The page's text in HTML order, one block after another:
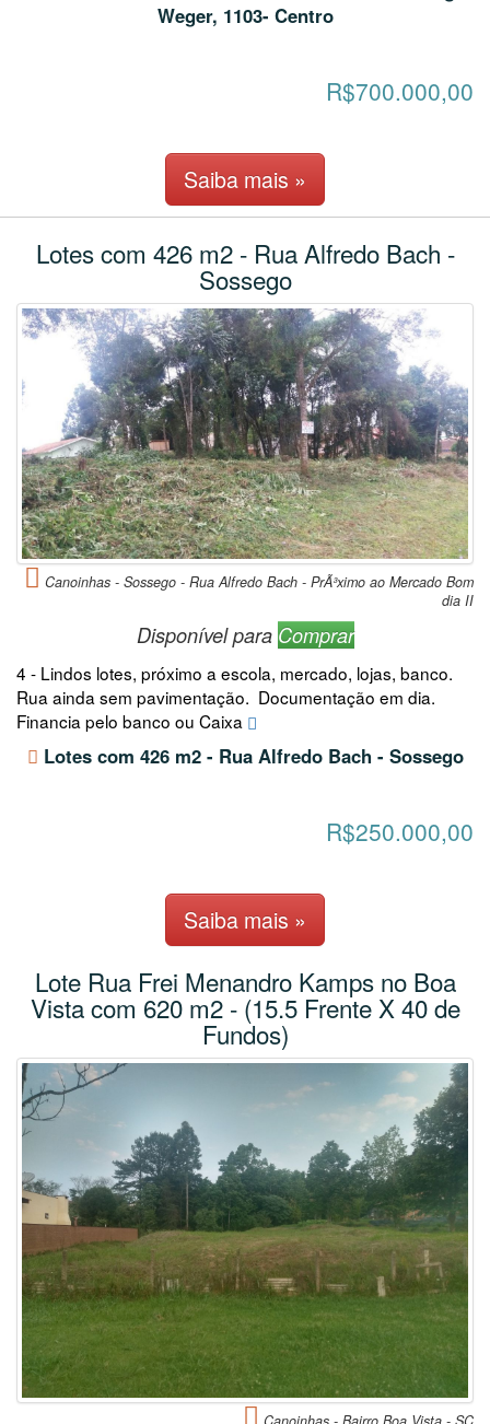
Weger, 1103- Centro
R$700.000,00
Saiba mais »
Lotes com 426 m2 - Rua Alfredo Bach -
Sossego
Canoinhas - Sossego - Rua Alfredo Bach - PrÃ³ximo ao Mercado Bom
dia II
Disponível para Comprar
4 - Lindos lotes, próximo a escola, mercado, lojas, banco.
Rua ainda sem pavimentação. Documentação em dia.
Financia pelo banco ou Caixa
Lotes com 426 m2 - Rua Alfredo Bach - Sossego
R$250.000,00
Saiba mais »
Lote Rua Frei Menandro Kamps no Boa
Vista com 620 m2 - (15.5 Frente X 40 de
Fundos)